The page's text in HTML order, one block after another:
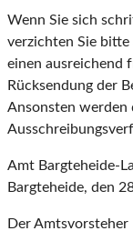
Wenn Sie sich
verzichten Sie bitte
einen ausreichend
Rücksendung der
Ansonsten werden
Amt
Bargteheide, den
Der Amtsvorsteher